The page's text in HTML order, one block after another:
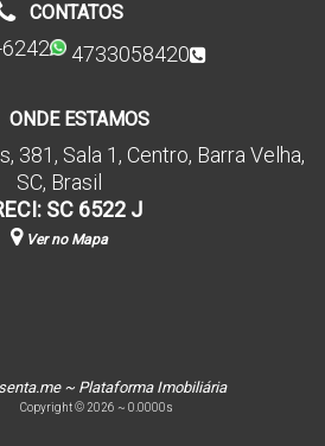
CONTATOS
4733058420
ONDE ESTAMOS
, 381 , Sala 1 , Centro, Barra Velha,
SC, Brasil
SC 6522 J
Ver no Mapa
~ Plataforma Imobiliária
Copyright © 2026 ~ 0.0000s